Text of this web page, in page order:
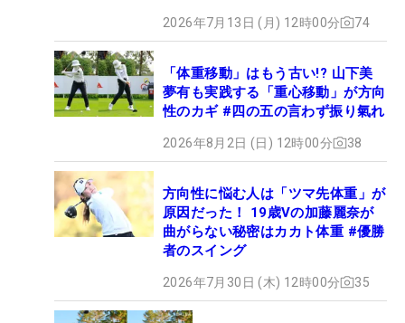
2026年7月13日 (月) 12時00分 74
「体重移動」はもう古い!? 山下美
夢有も実践する「重心移動」が方向
性のカギ #四の五の言わず振り氣れ
2026年8月2日 (日) 12時00分 38
方向性に悩む人は「ツマ先体重」が
原因だった！ 19歳Vの加藤麗奈が
曲がらない秘密はカカト体重 #優勝
者のスイング
2026年7月30日 (木) 12時00分 35